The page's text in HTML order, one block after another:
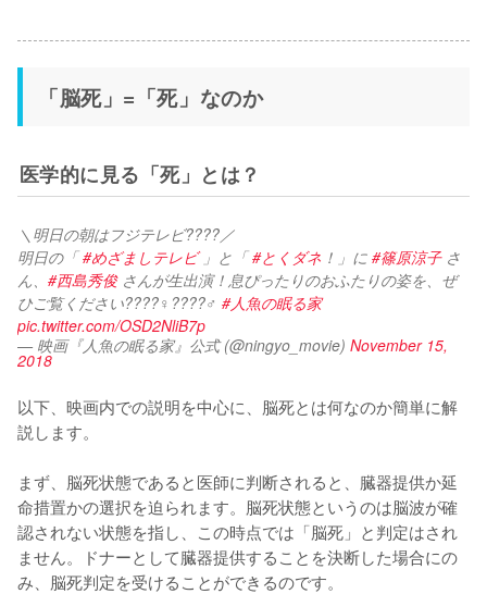
「脳死」=「死」なのか
医学的に見る「死」とは？
＼明日の朝はフジテレビ????／
明日の「 #めざましテレビ 」と「 #とくダネ ！」に #篠原涼子 さ
ん、 #西島秀俊 さんが生出演！息ぴったりのおふたりの姿を、ぜ
ひご覧ください????‍♀️????‍♂️ #人魚の眠る家
pic.twitter.com/OSD2NliB7p
— 映画『人魚の眠る家』公式 (@ningyo_movie) November 15,
2018
以下、映画内での説明を中心に、脳死とは何なのか簡単に解
説します。
まず、脳死状態であると医師に判断されると、臓器提供か延
命措置かの選択を迫られます。脳死状態というのは脳波が確
認されない状態を指し、この時点では「脳死」と判定はされ
ません。ドナーとして臓器提供することを決断した場合にの
み、脳死判定を受けることができるのです。